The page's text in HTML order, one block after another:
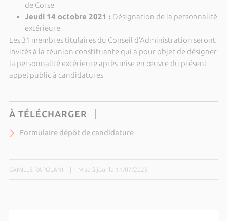
de Corse
Jeudi 14 octobre 2021 : Désignation de la personnalité
extérieure
Les 31 membres titulaires du Conseil d’Administration seront
invités à la réunion constituante qui a pour objet de désigner
la personnalité extérieure après mise en œuvre du présent
appel public à candidatures
À TÉLÉCHARGER
Formulaire dépôt de candidature
CAMILLE RAPOLANI Mise à jour le 11/07/2025